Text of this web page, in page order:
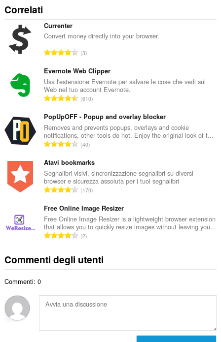
Correlati
Currenter
Convert money directly into your browser.
N
m
e
r
o
o
t
a
e
d
i
g
u
d
i
z
:
3
Evernote Web Clipper
Usa l'estensione Evernote per salvare le cose che vedi sul
Web nel tuo account Evernote.
N
m
e
r
o
o
t
a
e
d
i
g
u
d
i
:
610
PopUpOFF - Popup and overlay blocker
Removes and prevents popups, overlays and cookie
notifications, other tools do not. Enjoy the original look of t...
N
m
e
r
o
o
t
a
d
i
u
z
40
Atavi bookmarks
Segnalibri visivi, sincronizzazione segnalibri su diversi
browser e sicurezza assoluta per i tuoi segnalibri
N
m
e
r
o
o
t
e
d
170
Free Online Image Resizer
Free Online Image Resizer is a lightweight browser extension
that allows you to quickly resize images without leaving you...
N
e
t
o
l
2
Commenti degli utenti
Commenti: 0